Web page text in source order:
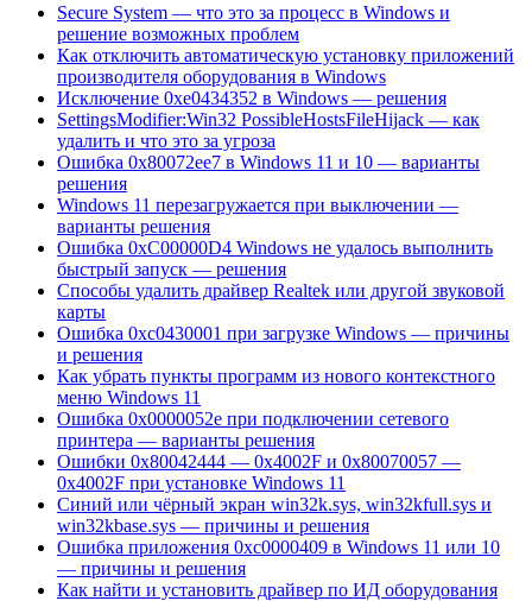
Secure System — что это за процесс в Windows и
решение возможных проблем
Как отключить автоматическую установку приложений
производителя оборудования в Windows
Исключение 0xe0434352 в Windows — решения
SettingsModifier:Win32 PossibleHostsFileHijack — как
удалить и что это за угроза
Ошибка 0x80072ee7 в Windows 11 и 10 — варианты
решения
Windows 11 перезагружается при выключении —
варианты решения
Ошибка 0xC00000D4 Windows не удалось выполнить
быстрый запуск — решения
Способы удалить драйвер Realtek или другой звуковой
карты
Ошибка 0xc0430001 при загрузке Windows — причины
и решения
Как убрать пункты программ из нового контекстного
меню Windows 11
Ошибка 0x0000052e при подключении сетевого
принтера — варианты решения
Ошибки 0x80042444 — 0x4002F и 0x80070057 —
0x4002F при установке Windows 11
Синий или чёрный экран win32k.sys, win32kfull.sys и
win32kbase.sys — причины и решения
Ошибка приложения 0xc0000409 в Windows 11 или 10
— причины и решения
Как найти и установить драйвер по ИД оборудования